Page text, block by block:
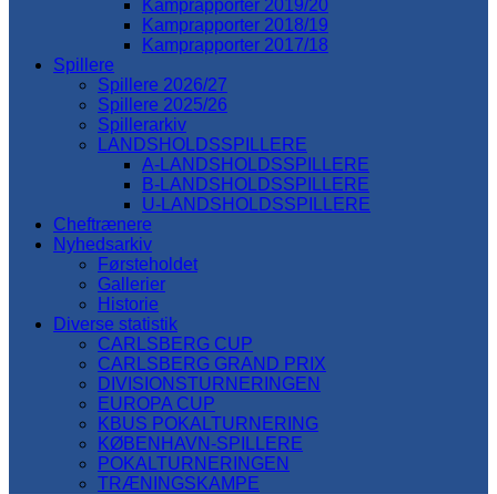
Kamprapporter 2019/20
Kamprapporter 2018/19
Kamprapporter 2017/18
Spillere
Spillere 2026/27
Spillere 2025/26
Spillerarkiv
LANDSHOLDSSPILLERE
A-LANDSHOLDSSPILLERE
B-LANDSHOLDSSPILLERE
U-LANDSHOLDSSPILLERE
Cheftrænere
Nyhedsarkiv
Førsteholdet
Gallerier
Historie
Diverse statistik
CARLSBERG CUP
CARLSBERG GRAND PRIX
DIVISIONSTURNERINGEN
EUROPA CUP
KBUS POKALTURNERING
KØBENHAVN-SPILLERE
POKALTURNERINGEN
TRÆNINGSKAMPE